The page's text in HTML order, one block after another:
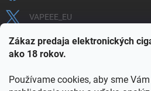
Zákaz predaja elektronických
ako 18 rokov.
Používame cookies, aby sme
VAPEEE_EU
VAPEEE.EU